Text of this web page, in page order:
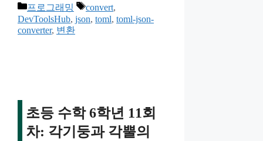
카
테
고
프로그래밍
태
그
convert,
DevToolsHub, json, toml, toml-json-
converter, 변환
초등 수학 6학년 11회
차: 각기둥과 각뿔의